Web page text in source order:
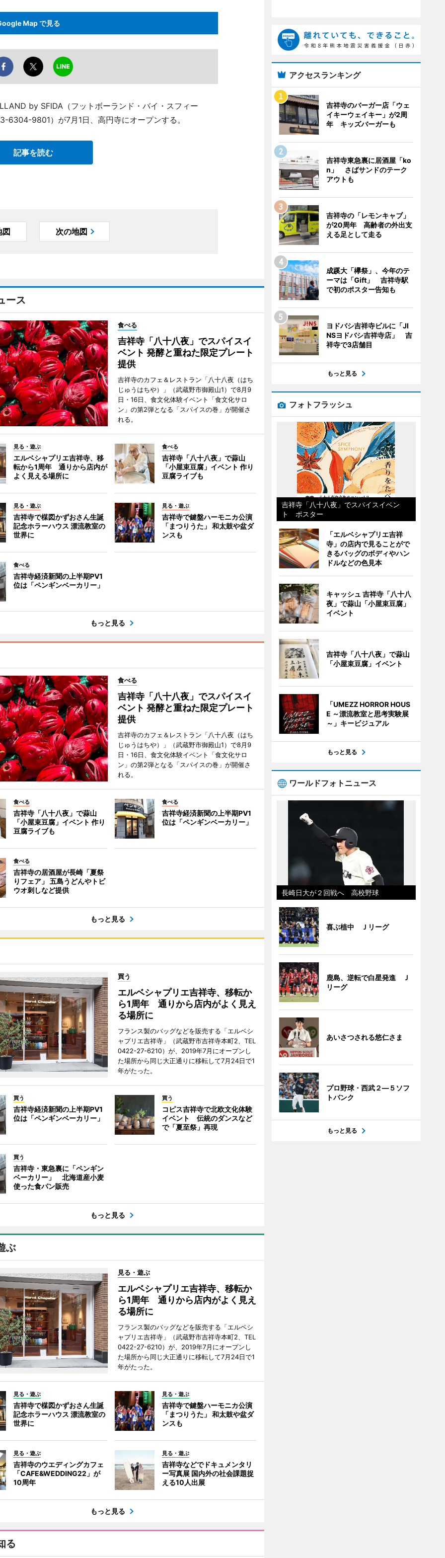
Map で見る
by SFIDA（フットボーランド・バイ・スフィー
6304-9801）が7月1日、高円寺にオープンする。
記事を読む
図 次の地図
ース
食べる
吉祥寺「八十八夜」でスパイスイ
ベント 発酵と重ねた限定プレート
提供
吉祥寺のカフェ＆レストラン「八十八夜（はち
じゅうはちや）」（武蔵野市御殿山1）で8月9
日・16日、食文化体験イベント「食文化サロ
ン」の第2弾となる「スパイスの巻」が開催さ
れる。
見る・遊ぶ
エルベシャプリエ吉祥寺、移
転から1周年 通りから店内が
よく見える場所に
食べる
吉祥寺「八十八夜」で蒜山
「小屋束豆腐」イベント 作り
豆腐ライブも
見る・遊ぶ
吉祥寺で楳図かずおさん生誕
記念ホラーハウス 漂流教室の
世界に
見る・遊ぶ
吉祥寺で鍵盤ハーモニカ公演
「まつりうた」 和太鼓や盆ダ
ンスも
食べる
吉祥寺経済新聞の上半期PV1
位は「ペンギンベーカリー」
もっと見る
食べる
吉祥寺「八十八夜」でスパイスイ
ベント 発酵と重ねた限定プレート
提供
吉祥寺のカフェ＆レストラン「八十八夜（はち
じゅうはちや）」（武蔵野市御殿山1）で8月9
日・16日、食文化体験イベント「食文化サロ
ン」の第2弾となる「スパイスの巻」が開催さ
れる。
食べる
吉祥寺「八十八夜」で蒜山
「小屋束豆腐」イベント 作り
豆腐ライブも
食べる
吉祥寺経済新聞の上半期PV1
位は「ペンギンベーカリー」
食べる
吉祥寺の居酒屋が長崎「夏祭
りフェア」 五島うどんやトビ
ウオ刺しなど提供
もっと見る
買う
エルベシャプリエ吉祥寺、移転か
ら1周年 通りから店内がよく見え
る場所に
フランス製のバッグなどを販売する「エルベシ
ャプリエ吉祥寺」（武蔵野市吉祥寺本町2、TEL
0422-27-6210）が、2019年7月にオープンし
た場所から同じ大正通りに移転して7月24日で1
年がたった。
買う
吉祥寺経済新聞の上半期PV1
位は「ペンギンベーカリー」
買う
コピス吉祥寺で北欧文化体験
イベント 伝統のダンスなど
で「夏至祭」再現
買う
吉祥寺・東急裏に「ペンギン
ベーカリー」 北海道産小麦
使った食パン販売
もっと見る
ぶ
見る・遊ぶ
エルベシャプリエ吉祥寺、移転か
ら1周年 通りから店内がよく見え
る場所に
フランス製のバッグなどを販売する「エルベシ
ャプリエ吉祥寺」（武蔵野市吉祥寺本町2、TEL
0422-27-6210）が、2019年7月にオープンし
た場所から同じ大正通りに移転して7月24日で1
年がたった。
見る・遊ぶ
吉祥寺で楳図かずおさん生誕
記念ホラーハウス 漂流教室の
世界に
見る・遊ぶ
吉祥寺で鍵盤ハーモニカ公演
「まつりうた」 和太鼓や盆ダ
ンスも
見る・遊ぶ
吉祥寺のウエディングカフェ
「CAFE&WEDDING22」が
10周年
見る・遊ぶ
吉祥寺などでドキュメンタリ
ー写真展 国内外の社会課題捉
える10人出展
もっと見る
る
アクセスランキング
吉祥寺のバーガー店「ウェ
イキーウェイキー」が2周
年 キッズバーガーも
吉祥寺東急裏に居酒屋「ko
n」 さばサンドのテーク
アウトも
吉祥寺の「レモンキャブ」
が20周年 高齢者の外出支
える足として走る
成蹊大「欅祭」、今年のテ
ーマは「Gift」 吉祥寺駅
で初のポスター告知も
ヨドバシ吉祥寺ビルに「JI
NSヨドバシ吉祥寺店」 吉
祥寺で3店舗目
もっと見る
フォトフラッシュ
吉祥寺「八十八夜」でスパイスイベン
ト ポスター
「エルベシャプリエ吉祥
寺」の店内で見ることがで
きるバッグのボディやハン
ドルなどの色見本
キャッシュ 吉祥寺「八十八
夜」で蒜山「小屋束豆腐」
イベント
吉祥寺「八十八夜」で蒜山
「小屋束豆腐」イベント
「UMEZZ HORROR HOUS
E ～漂流教室と思考実験展
～」キービジュアル
もっと見る
ワールドフォトニュース
長崎日大が２回戦へ 高校野球
喜ぶ植中 Ｊリーグ
鹿島、逆転で白星発進 Ｊ
リーグ
あいさつされる悠仁さま
プロ野球・西武２―５ソフ
トバンク
もっと見る